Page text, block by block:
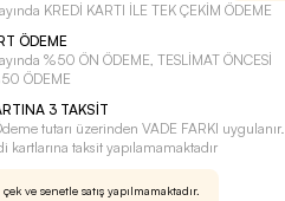
KREDİ KARTI İLE TEK ÇEKİM ÖDEME
ÖDEME
%50 ÖN ÖDEME, TESLİMAT ÖNCESİ
ÖDEME
3 TAKSİT
tutarı üzerinden VADE FARKI uygulanır.
kartlarına taksit yapılamamaktadır
ve senetle satış yapılmamaktadır.